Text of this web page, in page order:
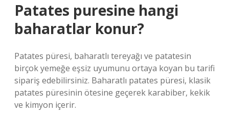
Patates puresine hangi
baharatlar konur?
Patates püresi, baharatlı tereyağı ve patatesin
birçok yemeğe eşsiz uyumunu ortaya koyan bu tarifi
sipariş edebilirsiniz. Baharatlı patates püresi, klasik
patates püresinin ötesine geçerek karabiber, kekik
ve kimyon içerir.